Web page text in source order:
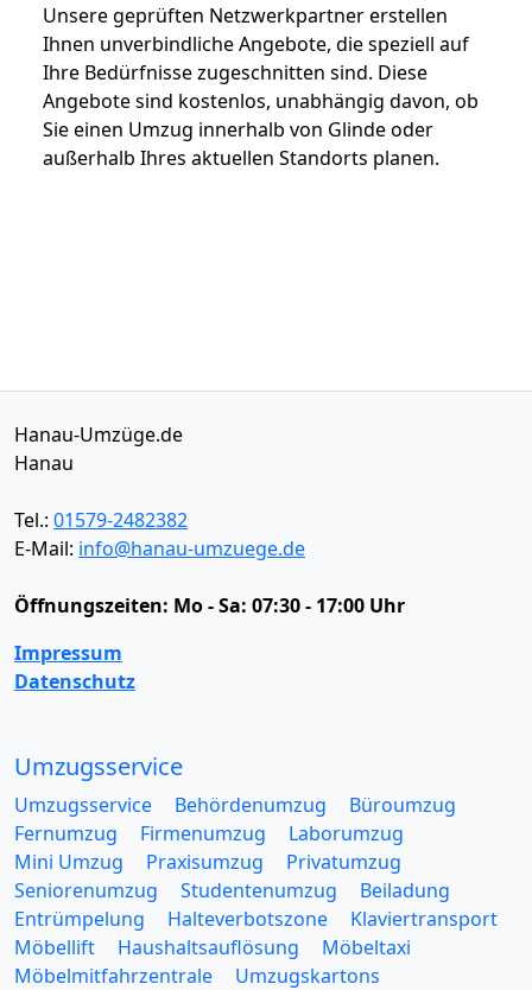
Unsere geprüften Netzwerkpartner erstellen
Ihnen unverbindliche Angebote, die speziell auf
Ihre Bedürfnisse zugeschnitten sind. Diese
Angebote sind kostenlos, unabhängig davon, ob
Sie einen Umzug innerhalb von Glinde oder
außerhalb Ihres aktuellen Standorts planen.
Hanau-Umzüge.de
Hanau
Tel.: 01579-2482382
E-Mail: info@hanau-umzuege.de
Öffnungszeiten: Mo - Sa: 07:30 - 17:00 Uhr
Impressum
Datenschutz
Umzugsservice
Umzugsservice Behördenumzug
Büroumzug
Fernumzug
Firmenumzug
Laborumzug
Mini Umzug
Praxisumzug
Privatumzug
Seniorenumzug
Studentenumzug
Beiladung
Entrümpelung
Halteverbotszone
Klaviertransport
Möbellift
Haushaltsauflösung
Möbeltaxi
Möbelmitfahrzentrale
Umzugskartons